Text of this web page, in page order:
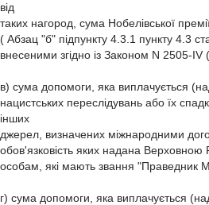
від
таких нагород, сума Нобелівської
( Абзац "б" підпункту 4.3.1 пункту 4.3
внесеними згідно із Законом N 2505-
в) сума допомоги, яка виплачується
нацистських переслідувань або їх
інших
джерел, визначених міжнародними
обов'язковість яких надана
особам, які мають звання "Праведник
г) сума допомоги, яка виплачується